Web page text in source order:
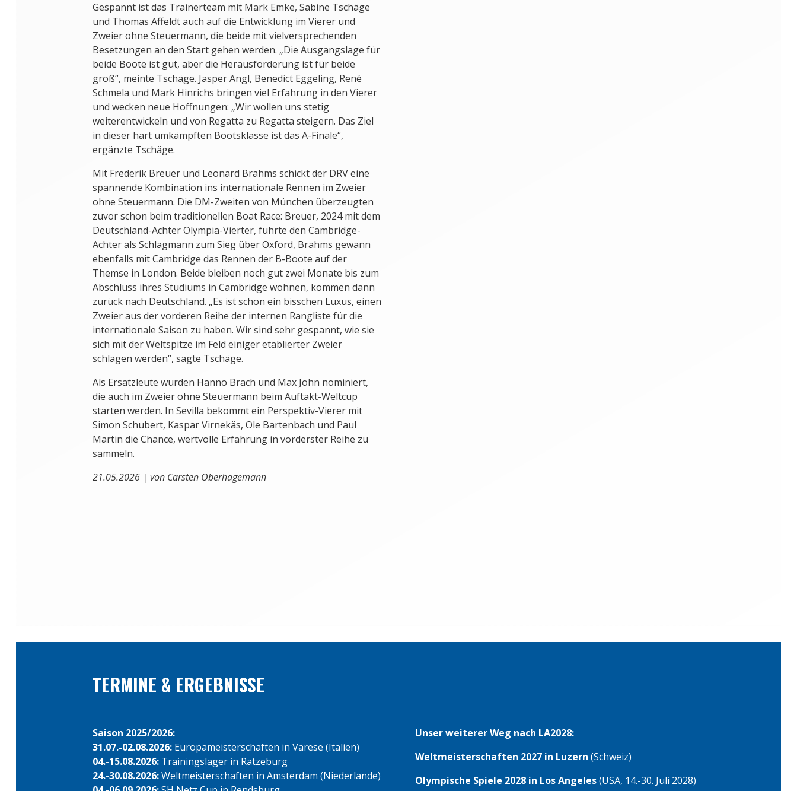
Gespannt ist das Trainerteam mit Mark Emke, Sabine Tschäge
und Thomas Affeldt auch auf die Entwicklung im Vierer und
Zweier ohne Steuermann, die beide mit vielversprechenden
Besetzungen an den Start gehen werden. „Die Ausgangslage für
beide Boote ist gut, aber die Herausforderung ist für beide
groß“, meinte Tschäge. Jasper Angl, Benedict Eggeling, René
Schmela und Mark Hinrichs bringen viel Erfahrung in den Vierer
und wecken neue Hoffnungen: „Wir wollen uns stetig
weiterentwickeln und von Regatta zu Regatta steigern. Das Ziel
in dieser hart umkämpften Bootsklasse ist das A-Finale“,
ergänzte Tschäge.
Mit Frederik Breuer und Leonard Brahms schickt der DRV eine
spannende Kombination ins internationale Rennen im Zweier
ohne Steuermann. Die DM-Zweiten von München überzeugten
zuvor schon beim traditionellen Boat Race: Breuer, 2024 mit dem
Deutschland-Achter Olympia-Vierter, führte den Cambridge-
Achter als Schlagmann zum Sieg über Oxford, Brahms gewann
ebenfalls mit Cambridge das Rennen der B-Boote auf der
Themse in London. Beide bleiben noch gut zwei Monate bis zum
Abschluss ihres Studiums in Cambridge wohnen, kommen dann
zurück nach Deutschland. „Es ist schon ein bisschen Luxus, einen
Zweier aus der vorderen Reihe der internen Rangliste für die
internationale Saison zu haben. Wir sind sehr gespannt, wie sie
sich mit der Weltspitze im Feld einiger etablierter Zweier
schlagen werden“, sagte Tschäge.
Als Ersatzleute wurden Hanno Brach und Max John nominiert,
die auch im Zweier ohne Steuermann beim Auftakt-Weltcup
starten werden. In Sevilla bekommt ein Perspektiv-Vierer mit
Simon Schubert, Kaspar Virnekäs, Ole Bartenbach und Paul
Martin die Chance, wertvolle Erfahrung in vorderster Reihe zu
sammeln.
21.05.2026 | von Carsten Oberhagemann
TERMINE & ERGEBNISSE
Saison 2025/2026:
31.07.-02.08.2026:Europameisterschaften in Varese (Italien)
04.-15.08.2026: Trainingslager in Ratzeburg
24.-30.08.2026:Weltmeisterschaften in Amsterdam (Niederlande)
Unser weiterer Weg nach LA2028:
Weltmeisterschaften 2027 in Luzern (Schweiz)
Olympische Spiele 2028 in Los Angeles(USA, 14.-30. Juli 2028)